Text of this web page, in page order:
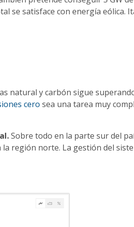
se satisface con energía eólica.
natural y carbón sigue
cerosea una tarea muy
Sobre todo en la parte sur del
región norte. La gestión del